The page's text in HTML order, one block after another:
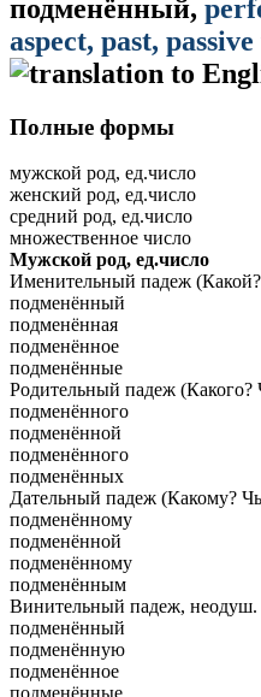
подменённый,
aspect, past,
Полные формы
мужской род, ед.число
женский род, ед.число
средний род, ед.число
множественное число
Мужской род, ед.число
Именительный падеж
подменённый
подменённая
подменённое
подменённые
Родительный падеж (Какого?
подменённого
подменённой
подменённого
подменённых
Дательный падеж (Какому?
подменённому
подменённой
подменённому
подменённым
Винительный падеж, неодуш.
подменённый
подменённую
подменённое